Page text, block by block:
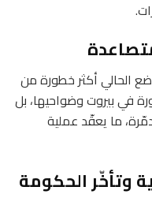
الحالي أكثر خطورة من
في بيروت وضواحيها، بل
جنوبية مدمّرة، ما يعقّد عملية
وتأخّر الحكومة